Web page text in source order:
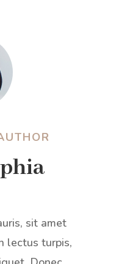
sit amet
lectus turpis,